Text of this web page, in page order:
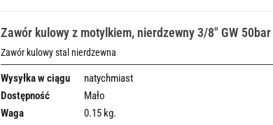
Zawór kulowy z motylkiem, nierdzewny 3/8" GW 50bar
Zawór kulowy stal nierdzewna
Wysyłka w ciągu
natychmiast
Dostępność
Mało
Waga
0.15 kg.